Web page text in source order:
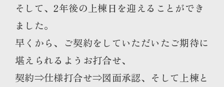
そして、2年後の上棟日を迎えることができ
ました。
早くから、ご契約をしていただいたご期待に
堪えられるようお打合せ、
契約⇒仕様打合せ⇒図面承認、そして上棟と